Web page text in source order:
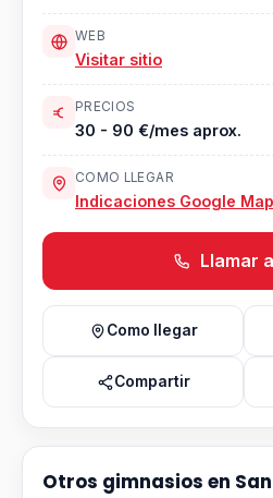
WEB
Visitar sitio
PRECIOS
30 - 90 €/mes aprox.
COMO LLEGAR
Indicaciones Google
Llamar
Como llegar
Compartir
Otros gimnasios en